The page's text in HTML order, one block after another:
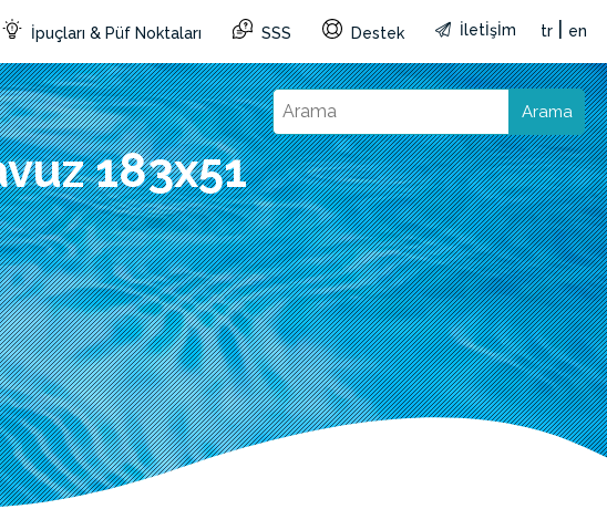
İpuçları & Püf Noktaları SSS Destek İletİşİm tr en
Arama
183x51